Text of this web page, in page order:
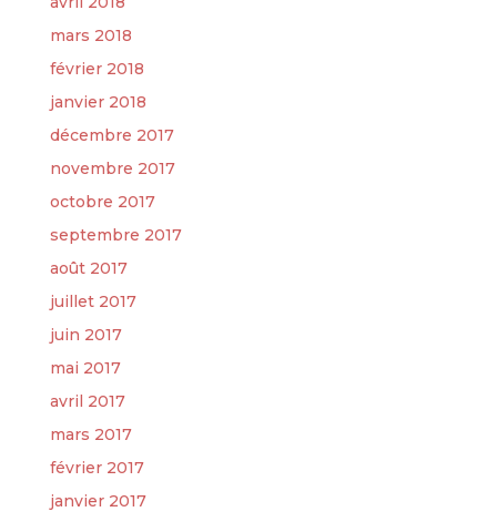
mars 2018
février 2018
janvier 2018
décembre 2017
novembre 2017
octobre 2017
septembre 2017
août 2017
juillet 2017
juin 2017
mai 2017
avril 2017
mars 2017
février 2017
janvier 2017